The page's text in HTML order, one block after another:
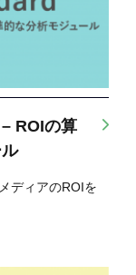
ROIの算
ディアのROIを